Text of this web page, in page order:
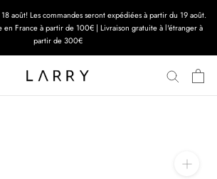
août! Les commandes seront expédiées à partir du 19 août.
en France à partir de 100€ | Livraison gratuite à l'étranger à
partir de 300€